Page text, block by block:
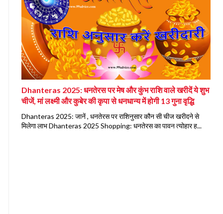
Dhanteras 2025: धनतेरस पर मेष और कुंभ राशि वाले खरीदें ये शुभ
चीजें, मां लक्ष्मी और कुबेर की कृपा से धनधान्य में होगी 13 गुना वृद्धि
Dhanteras 2025: जानें , धनतेरस पर राशिनुसार कौन सी चीज खरीदने से
मिलेगा लाभ Dhanteras 2025 Shopping: धनतेरस का पावन त्योहार ह...